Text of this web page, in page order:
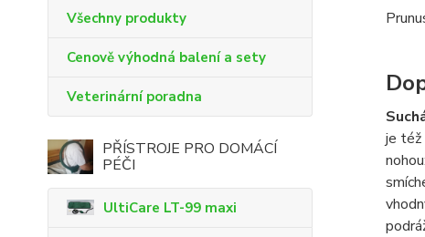
Všechny produkty
Cenově výhodná balení a sety
Veterinární poradna
PŘÍSTROJE PRO DOMÁCÍ
PÉČI
UltiCare LT-99 maxi
je též